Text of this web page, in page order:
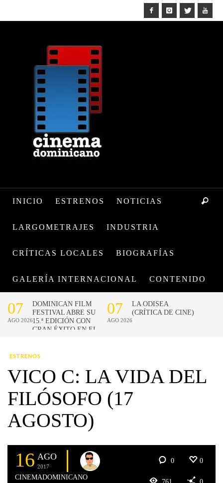
INICIO ESTRENOS NOTICIAS
LARGOMETRAJES INDUSTRIA
CRÍTICAS LOCALES BIOGRAFÍAS
GALERÍA INTERNACIONAL CONTENIDO
ESTRENOS
VICO C: LA VIDA DEL
FILÓSOFO (17
AGOSTO)
16 AGO
2017
CINEMADOMINICANO
0 0